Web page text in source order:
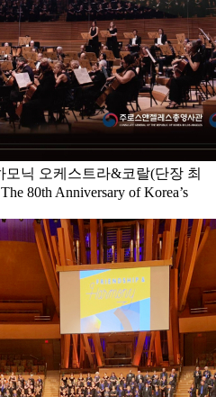
닉 오케스트라&코랄(단장 최
80th Anniversary of Korea’s